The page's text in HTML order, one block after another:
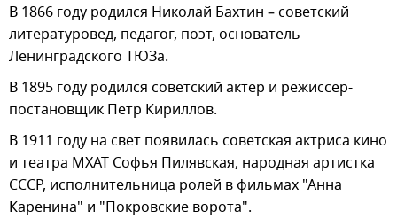
В 1866 году родился Николай Бахтин – советский
литературовед, педагог, поэт, основатель
Ленинградского ТЮЗа.
В 1895 году родился советский актер и режиссер-
постановщик Петр Кириллов.
В 1911 году на свет появилась советская актриса кино
и театра МХАТ Софья Пилявская, народная артистка
СССР, исполнительница ролей в фильмах "Анна
Каренина" и "Покровские ворота".